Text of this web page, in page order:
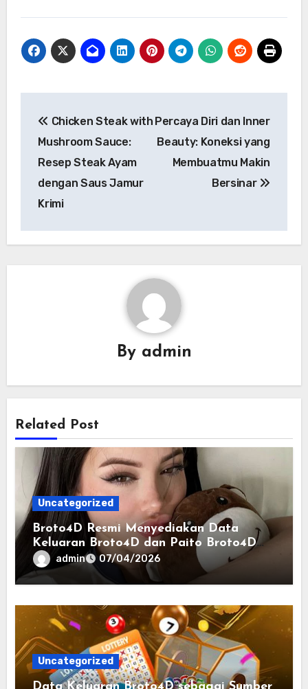
pos
Chicken Steak with
Mushroom Sauce:
Resep Steak Ayam
dengan Saus Jamur
Krimi
Percaya Diri dan Inner
Beauty: Koneksi yang
Membuatmu Makin
Bersinar
By admin
Related Post
Uncategorized
Broto4D Resmi Menyediakan Data
Keluaran Broto4D dan Paito Broto4D
yang Selalu Diperbarui
admin 07/04/2026
Uncategorized